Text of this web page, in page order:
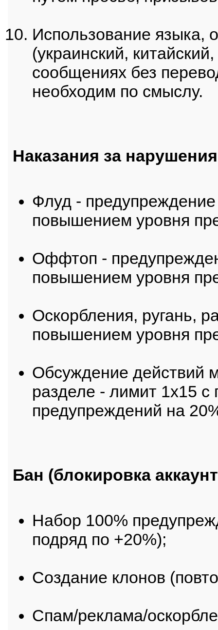
Использование языка,
(украинский,
сообщениях без
необходим по смыслу.
Наказания за
Флуд -
повышением уровня
Оффтоп -
повышением уровня
Оскорбления, ругань,
повышением уровня
Обсуждение действий
разделе - лимит 1х15
предупреждений на
Бан (блокировка
Набор 100%
подряд по +20%);
Создание клонов
Спам/реклама/